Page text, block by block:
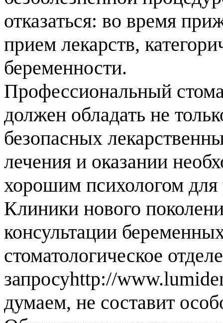
отказаться: во время
прием лекарств,
беременности.
Профессиональный
должен обладать не
безопасных
лечения и оказании
хорошим психологом
Клиники нового
консультации
стоматологическое
запросуhttp://
думаем, не составит